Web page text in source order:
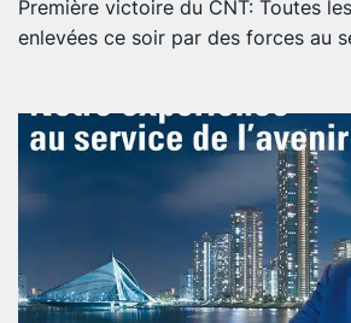
Première victoire du CNT: Toutes
enlevées ce soir par des forces au